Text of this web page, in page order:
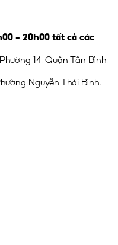
– 20h00 tất cả các
14, Quận Tân Bình,
Nguyễn Thái Bình,